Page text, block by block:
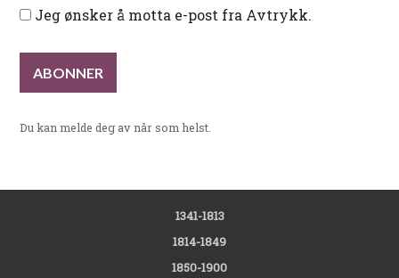
Jeg ønsker å motta e-post fra Avtrykk.
Du kan melde deg av når som helst.
1341-1813
1814-1849
1850-1900